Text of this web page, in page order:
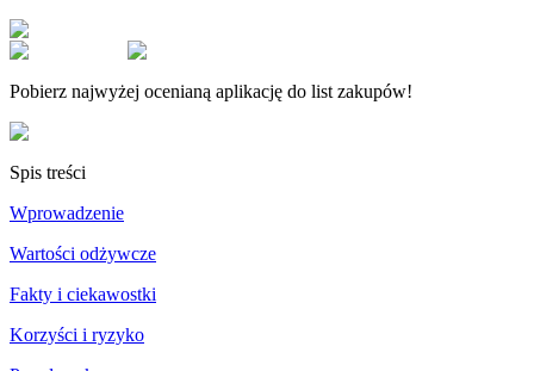
Pobierz najwyżej ocenianą aplikację do list zakupów!
Spis treści
Wprowadzenie
Wartości odżywcze
Fakty i ciekawostki
Korzyści i ryzyko